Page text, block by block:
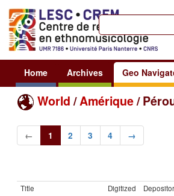
Home Archives Geo
World /Amérique/
← 1 2 3 4 →
Title Digitized